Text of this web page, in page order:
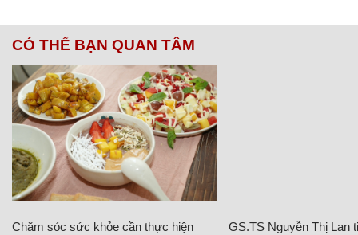
CÓ THỂ BẠN QUAN TÂM
Chăm sóc sức khỏe cần thực hiện
GS.TS Nguyễn Thị Lan